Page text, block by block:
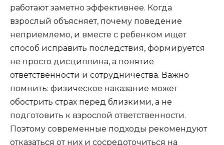
работают заметно эффективнее. Когда
взрослый объясняет, почему поведение
неприемлемо, и вместе с ребенком ищет
способ исправить последствия, формируется
не просто дисциплина, а понятие
ответственности и сотрудничества. Важно
помнить: физическое наказание может
обострить страх перед близкими, а не
подготовить к взрослой ответственности.
Поэтому современные подходы рекомендуют
отказаться от них и сосредоточиться на